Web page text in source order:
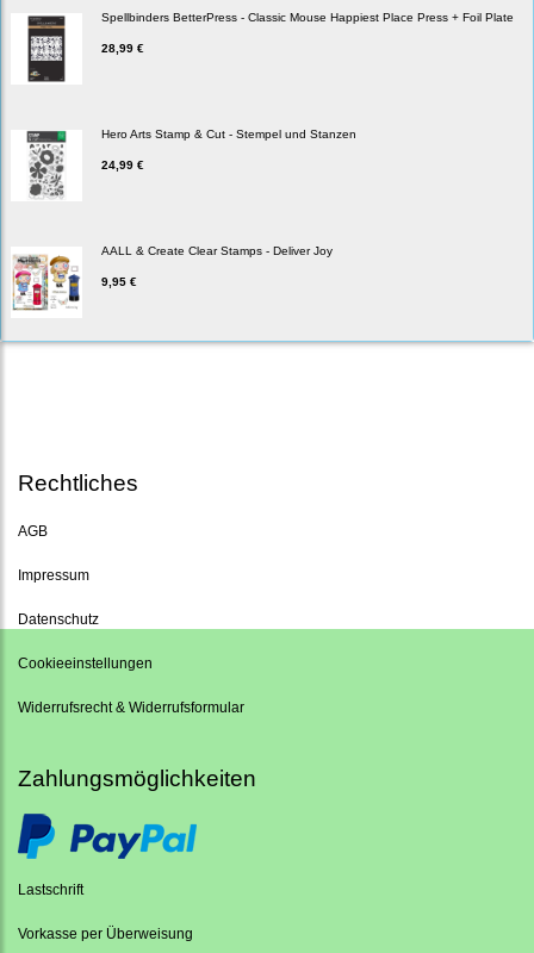
Spellbinders BetterPress - Classic Mouse Happiest Place Press + Foil Plate
28,99 €
Hero Arts Stamp & Cut - Stempel und Stanzen
24,99 €
AALL & Create Clear Stamps - Deliver Joy
9,95 €
Rechtliches
AGB
Impressum
Datenschutz
Cookieeinstellungen
Widerrufsrecht & Widerrufsformular
Zahlungsmöglichkeiten
Lastschrift
Vorkasse per Überweisung